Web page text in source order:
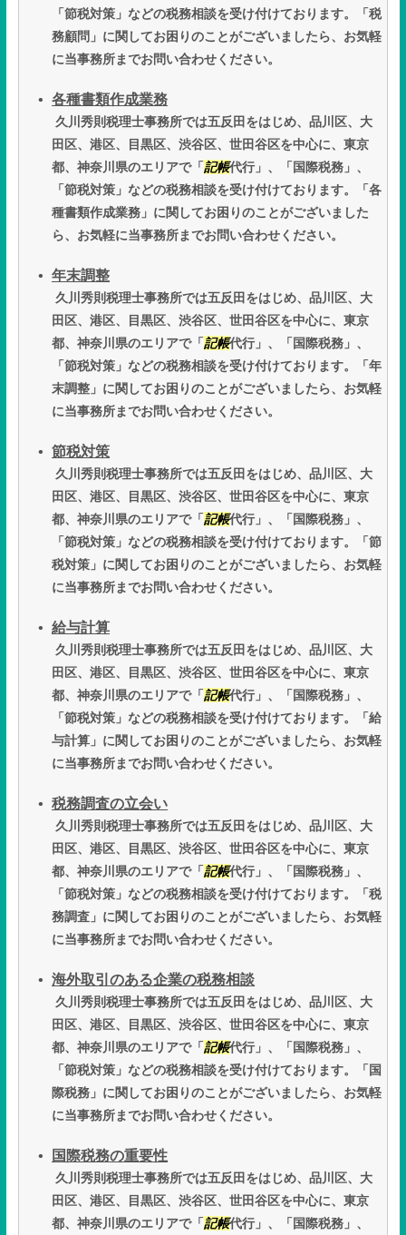
「節税対策」などの税務相談を受け付けております。「税
務顧問」に関してお困りのことがございましたら、お気軽
に当事務所までお問い合わせください。
各種書類作成業務
久川秀則税理士事務所では五反田をはじめ、品川区、大
田区、港区、目黒区、渋谷区、世田谷区を中心に、東京
都、神奈川県のエリアで「 記帳代行」、「国際税務」、
「節税対策」などの税務相談を受け付けております。「各
種書類作成業務」に関してお困りのことがございました
ら、お気軽に当事務所までお問い合わせください。
年末調整
久川秀則税理士事務所では五反田をはじめ、品川区、大
田区、港区、目黒区、渋谷区、世田谷区を中心に、東京
都、神奈川県のエリアで「 記帳代行」、「国際税務」、
「節税対策」などの税務相談を受け付けております。「年
末調整」に関してお困りのことがございましたら、お気軽
に当事務所までお問い合わせください。
節税対策
久川秀則税理士事務所では五反田をはじめ、品川区、大
田区、港区、目黒区、渋谷区、世田谷区を中心に、東京
都、神奈川県のエリアで「 記帳代行」、「国際税務」、
「節税対策」などの税務相談を受け付けております。「節
税対策」に関してお困りのことがございましたら、お気軽
に当事務所までお問い合わせください。
給与計算
久川秀則税理士事務所では五反田をはじめ、品川区、大
田区、港区、目黒区、渋谷区、世田谷区を中心に、東京
都、神奈川県のエリアで「 記帳代行」、「国際税務」、
「節税対策」などの税務相談を受け付けております。「給
与計算」に関してお困りのことがございましたら、お気軽
に当事務所までお問い合わせください。
税務調査の立会い
久川秀則税理士事務所では五反田をはじめ、品川区、大
田区、港区、目黒区、渋谷区、世田谷区を中心に、東京
都、神奈川県のエリアで「 記帳代行」、「国際税務」、
「節税対策」などの税務相談を受け付けております。「税
務調査」に関してお困りのことがございましたら、お気軽
に当事務所までお問い合わせください。
海外取引のある企業の税務相談
久川秀則税理士事務所では五反田をはじめ、品川区、大
田区、港区、目黒区、渋谷区、世田谷区を中心に、東京
都、神奈川県のエリアで「 記帳代行」、「国際税務」、
「節税対策」などの税務相談を受け付けております。「国
際税務」に関してお困りのことがございましたら、お気軽
に当事務所までお問い合わせください。
国際税務の重要性
久川秀則税理士事務所では五反田をはじめ、品川区、大
田区、港区、目黒区、渋谷区、世田谷区を中心に、東京
都、神奈川県のエリアで「 記帳代行」、「国際税務」、